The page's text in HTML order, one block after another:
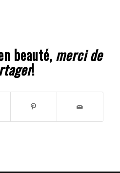
beauté,merci de
!